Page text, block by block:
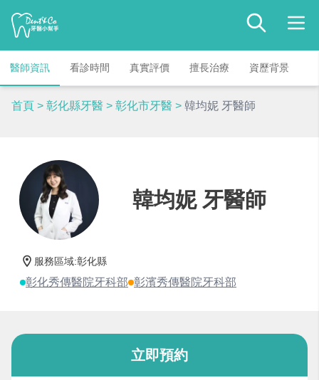
醫師資訊 看診時間 真實評價 擅長治療 資歷背景
首頁 > 彰化縣牙醫 > 彰化市牙醫 > 韓均妮 牙醫師
韓均妮 牙醫師
服務區域:彰化縣
彰化秀傳醫院牙科部 彰濱秀傳醫院牙科部
立即預約